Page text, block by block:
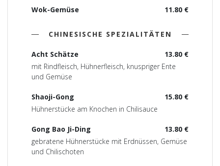
11.80 €
Wok-Gemüse
CHINESISCHE SPEZIALITÄTEN
13.80 €
Acht Schätze
mit Rindfleisch, Hühnerfleisch, knuspriger Ente
und Gemüse
15.80 €
Shaoji-Gong
Hühnerstücke am Knochen in Chilisauce
13.80 €
Gong Bao Ji-Ding
gebratene Hühnerstücke mit Erdnüssen, Gemüse
und Chilischoten